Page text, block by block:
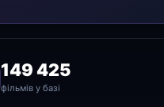
149 425
фільмів у базі